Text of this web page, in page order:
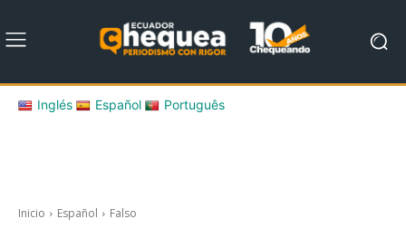
Inglés Español Português
Inicio Español Falso